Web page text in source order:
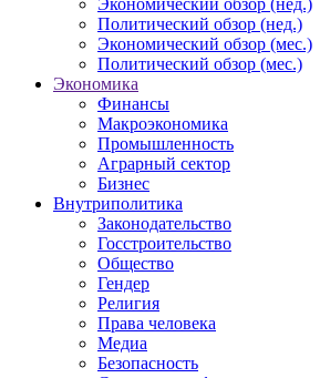
Экономический обзор (нед.)
Политический обзор (нед.)
Экономический обзор (мес.)
Политический обзор (мес.)
Экономика
Финансы
Макроэкономика
Промышленность
Аграрный сектор
Бизнес
Внутриполитика
Законодательство
Госстроительство
Общество
Гендер
Религия
Права человека
Медиа
Безопасность